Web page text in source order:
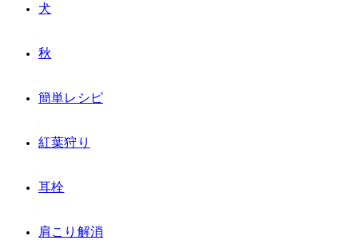
#犬
#秋
#簡単レシピ
#紅葉狩り
#耳栓
#肩こり解消